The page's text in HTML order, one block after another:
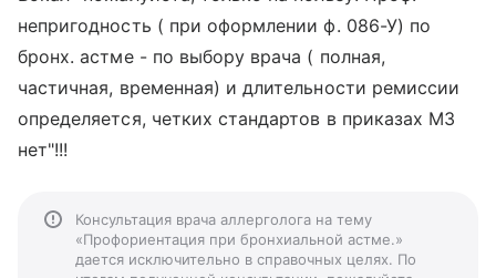
непригодность ( при оформлении ф. 086-У) по
бронх. астме - по выбору врача ( полная,
частичная, временная) и длительности ремиссии
определяется, четких стандартов в приказах МЗ
нет"!!!
Консультация врача аллерголога на тему
«Профориентация при бронхиальной астме.»
дается исключительно в справочных целях. По